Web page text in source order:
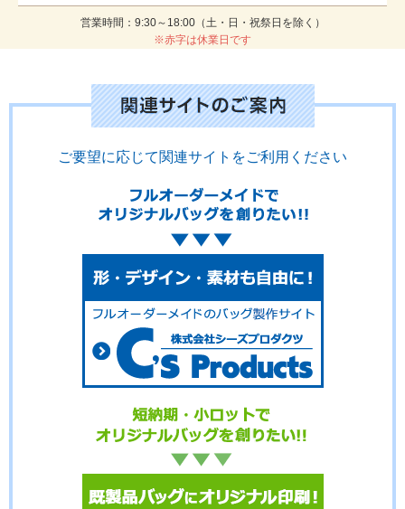
営業時間：9:30～18:00（土・日・祝祭日を除く）
※赤字は休業日です
ご要望に応じて関連サイトをご利用ください